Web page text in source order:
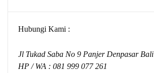
Hubungi Kami :
Jl Tukad Saba No 9 Panjer Denpasar Bali
HP / WA : 081 999 077 261